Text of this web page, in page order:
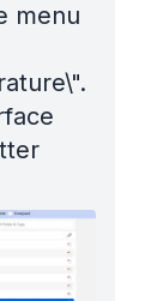
menu